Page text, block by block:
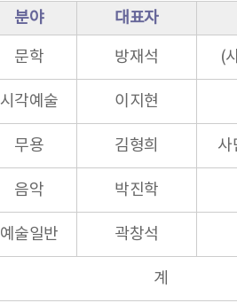
분야 대표자
문학 방재석 (
시각예술 이지현
무용 김형희 사
음악 박진학
예술일반 곽창석
계